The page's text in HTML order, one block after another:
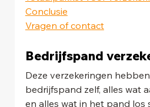
Conclusie
Vragen of contact
Bedrijfspand
Deze verzekeringen
bedrijfspand zelf, alles wat
en alles wat in het pand los